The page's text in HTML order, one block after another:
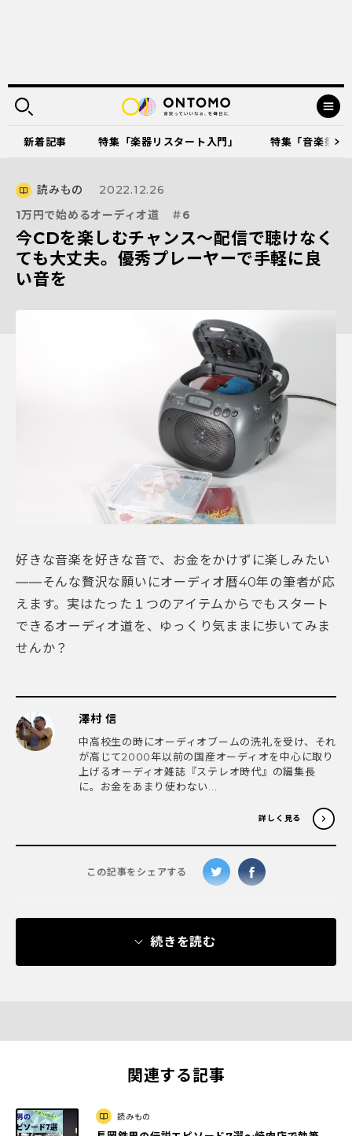
新着記事 特集「楽器リスタート入門」 特集「音楽祭
読みもの
2022.12.26
1万円で始めるオーディオ道 ＃6
今CDを楽しむチャンス～配信で聴けなく
ても大丈夫。優秀プレーヤーで手軽に良
い音を
好きな音楽を好きな音で、お金をかけずに楽しみたい
――そんな贅沢な願いにオーディオ暦40年の筆者が応
えます。実はたった１つのアイテムからでもスタート
できるオーディオ道を、ゆっくり気ままに歩いてみま
せんか？
澤村 信
中高校生の時にオーディオブームの洗礼を受け、それ
が高じて2000年以前の国産オーディオを中心に取り
上げるオーディオ雑誌『ステレオ時代』の編集長
に。お金をあまり使わない...
詳しく見る
この記事をシェアする
続きを読む
関連する記事
読みもの